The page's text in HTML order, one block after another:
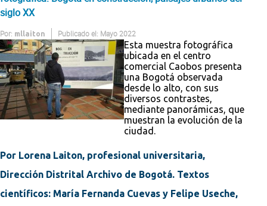
siglo XX
Por: mllaiton Publicado el: Mayo 2022
Esta muestra fotográfica
ubicada en el centro
comercial Caobos presenta
una Bogotá observada
desde lo alto, con sus
diversos contrastes,
mediante panorámicas, que
muestran la evolución de la
ciudad.
Por Lorena Laiton, profesional universitaria,
Dirección Distrital Archivo de Bogotá. Textos
científicos: María Fernanda Cuevas y Felipe Useche,